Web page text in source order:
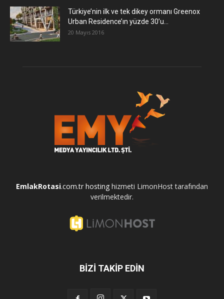
Türkiye’nin ilk ve tek dikey ormanı Greenox
Urban Residence’ın yüzde 30’u...
20 Mayıs 2016
EmlakRotasi.com.tr hosting hizmeti LimonHost tarafından
verilmektedir.
BİZİ TAKİP EDİN